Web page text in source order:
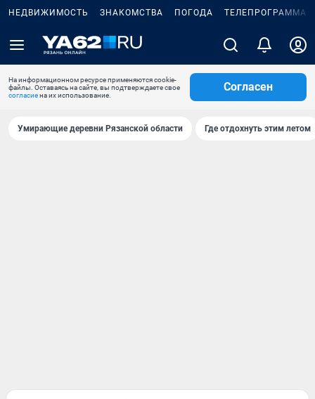
НЕДВИЖИМОСТЬ ЗНАКОМСТВА ПОГОДА ТЕЛЕПРОГРАММА
На информационном ресурсе применяются cookie-
файлы. Оставаясь на сайте, вы подтверждаете свое
согласиена их использование.
Согласен
Умирающие деревни Рязанской области Где отдохнуть этим летом